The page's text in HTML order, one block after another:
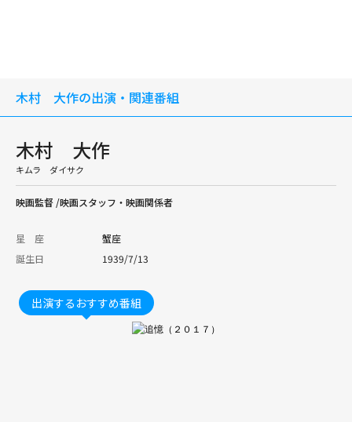
木村 大作の出演・関連番組
木村 大作
キムラ ダイサク
映画監督 /映画スタッフ・映画関係者
星 座
蟹座
誕生日
1939/7/13
出演するおすすめ番組